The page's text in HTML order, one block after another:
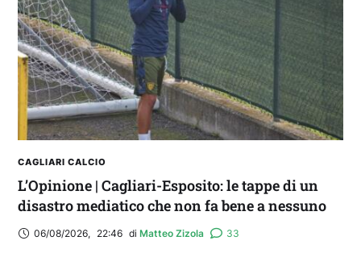
Balliana: “Firmare con la Bora è come andare al
Real Madrid. Ora obiettivo Lunigiana”
CAGLIARI CALCIO
L’Opinione | Cagliari-Esposito: le tappe di un
disastro mediatico che non fa bene a nessuno
06/08/2026, 22:46 di Matteo Zizola 33